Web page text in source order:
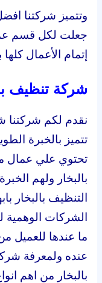
وتتميز شركتنا
جعلت لكل قسم
إتمام الأعمال
شركة تنظيف
نقدم لكم شركتنا
تتميز بالخبرة
تحتوي علي عمال
بالبخار ولهم
التنظيف بالبخار
الشركات الوهمية
ما عندها للعميل
عنده ولمعرفة
بالبخار من اهم